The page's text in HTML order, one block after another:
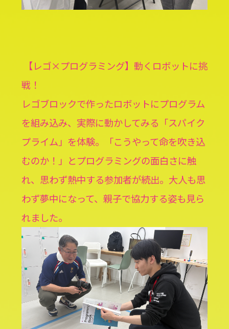
【レゴ×プログラミング】動くロボットに挑
戦！
レゴブロックで作ったロボットにプログラム
を組み込み、実際に動かしてみる「スパイク
プライム」を体験。「こうやって命を吹き込
むのか！」とプログラミングの面白さに触
れ、思わず熱中する参加者が続出。大人も思
わず夢中になって、親子で協力する姿も見ら
れました。